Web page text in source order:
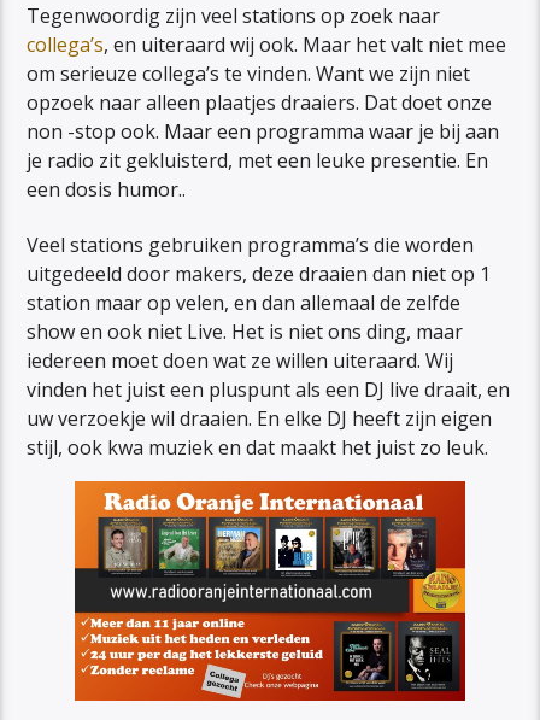
Tegenwoordig zijn veel stations op zoek naar
collega’s, en uiteraard wij ook. Maar het valt niet mee
om serieuze collega’s te vinden. Want we zijn niet
opzoek naar alleen plaatjes draaiers. Dat doet onze
non -stop ook. Maar een programma waar je bij aan
je radio zit gekluisterd, met een leuke presentie. En
een dosis humor..
Veel stations gebruiken programma’s die worden
uitgedeeld door makers, deze draaien dan niet op 1
station maar op velen, en dan allemaal de zelfde
show en ook niet Live. Het is niet ons ding, maar
iedereen moet doen wat ze willen uiteraard. Wij
vinden het juist een pluspunt als een DJ live draait, en
uw verzoekje wil draaien. En elke DJ heeft zijn eigen
stijl, ook kwa muziek en dat maakt het juist zo leuk.